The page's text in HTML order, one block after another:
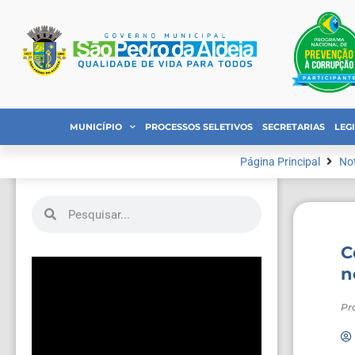
MUNICÍPIO PROCESSOS SELETIVOS SECRETARIAS
Página Principal